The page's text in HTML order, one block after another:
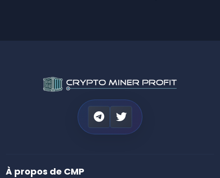
À propos de CMP